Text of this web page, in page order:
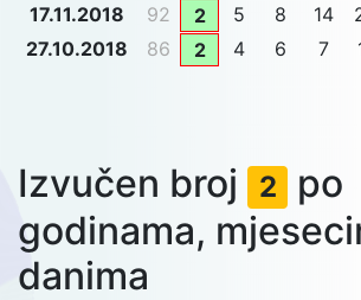
17.11.2018
92 2 5 8 14
27.10.2018
86 2 4 6 7
Izvučen broj 2
po
godinama,
danima